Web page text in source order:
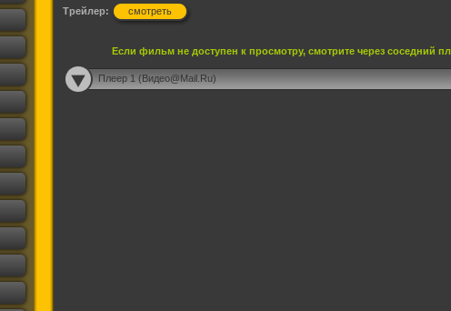
Трейлер:
смотреть
Если фильм не доступен к просмотру, смотрите через соседний
Плеер 1 (Видео@Mail.Ru)